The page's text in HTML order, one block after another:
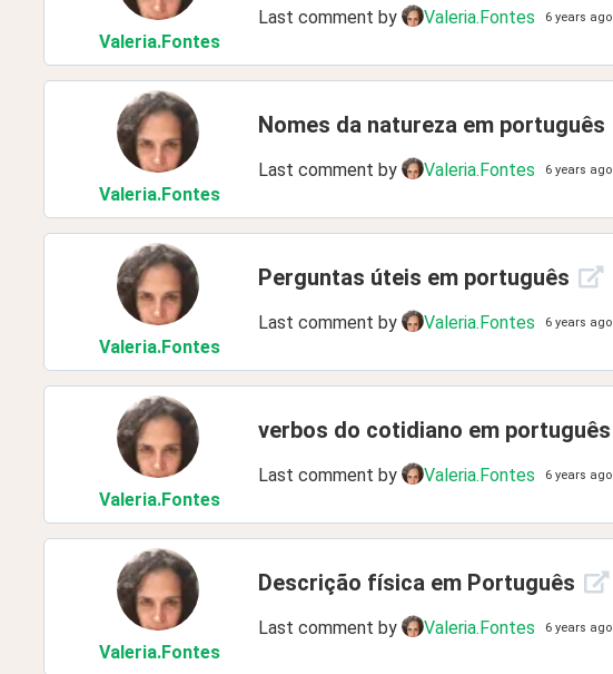
Valeria.Fontes
Last comment by
Valeria.Fontes 6 years ago
Valeria.Fontes
Nomes da natureza em português
Last comment by
Valeria.Fontes 6 years ago
Valeria.Fontes
Perguntas úteis em português
Last comment by
Valeria.Fontes 6 years ago
Valeria.Fontes
verbos do cotidiano em português
Last comment by
Valeria.Fontes 6 years ago
Valeria.Fontes
Descrição física em Português
Last comment by
Valeria.Fontes 6 years ago